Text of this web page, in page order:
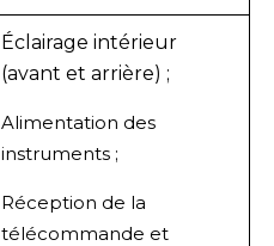
Éclairage intérieur
(avant et arrière) ;
Alimentation des
instruments ;
Réception de la
télécommande et